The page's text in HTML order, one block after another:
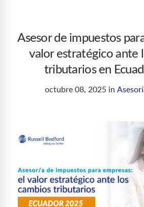
Asesor de impuestos
valor estratégico ante
tributarios en
octubre 08, 2025in